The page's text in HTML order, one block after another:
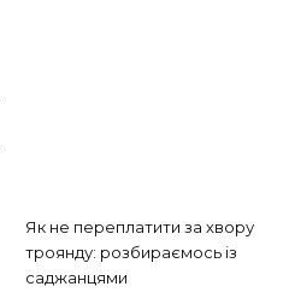
Як не переплатити за хвору
троянду: розбираємось із
саджанцями